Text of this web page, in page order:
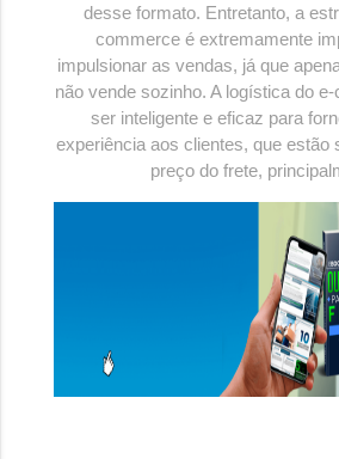
desse formato. Entretanto, a
commerce é extremamente
impulsionar as vendas, já que
não vende sozinho. A logística do
ser inteligente e eficaz para
experiência aos clientes, que estão
preço do frete,